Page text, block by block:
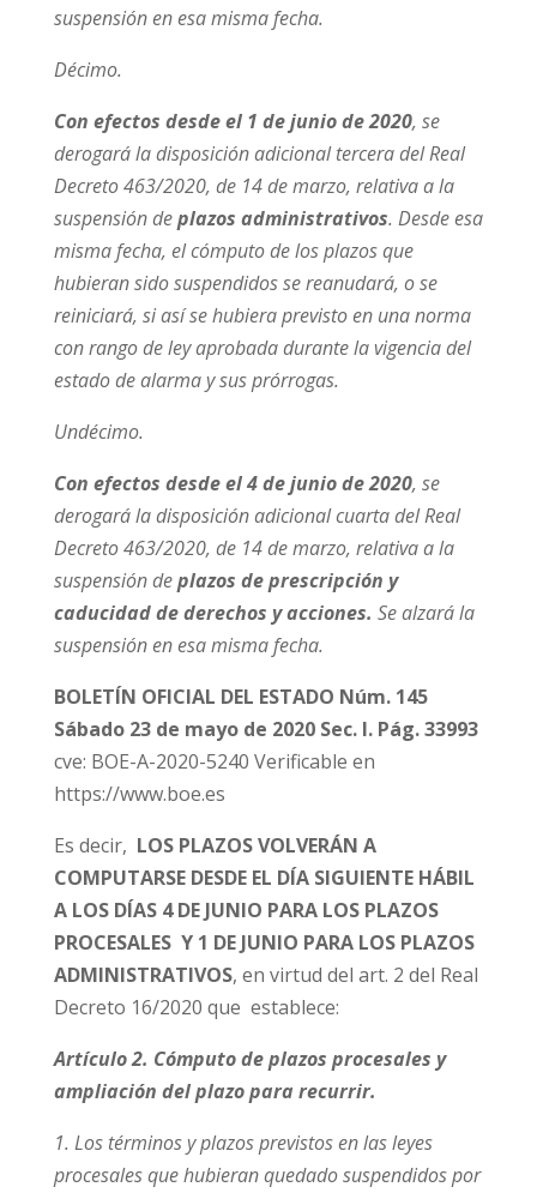
suspensión en esa misma fecha.
Décimo.
Con efectos desde el 1 de junio de 2020, se
derogará la disposición adicional tercera del Real
Decreto 463/2020, de 14 de marzo, relativa a la
suspensión deplazos administrativos. Desde esa
misma fecha, el cómputo de los plazos que
hubieran sido suspendidos se reanudará, o se
reiniciará, si así se hubiera previsto en una norma
con rango de ley aprobada durante la vigencia del
estado de alarma y sus prórrogas.
Undécimo.
Con efectos desde el 4 de junio de 2020, se
derogará la disposición adicional cuarta del Real
Decreto 463/2020, de 14 de marzo, relativa a la
suspensión deplazos de prescripción y
caducidad de derechos y acciones. Se alzará la
suspensión en esa misma fecha.
BOLETÍN OFICIAL DEL ESTADO Núm. 145
Sábado 23 de mayo de 2020 Sec. I. Pág. 33993
cve: BOE-A-2020-5240 Verificable en
https://www.boe.es
Es decir, LOS PLAZOS VOLVERÁN A
COMPUTARSE DESDE EL DÍA SIGUIENTE HÁBIL
A LOS DÍAS 4 DE JUNIO PARA LOS PLAZOS
PROCESALES Y 1 DE JUNIO PARA LOS PLAZOS
ADMINISTRATIVOS, en virtud del art. 2 del Real
Decreto 16/2020 que establece:
Artículo 2. Cómputo de plazos procesales y
ampliación del plazo para recurrir.
1. Los términos y plazos previstos en las leyes
procesales que hubieran quedado suspendidos por